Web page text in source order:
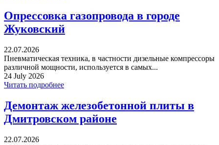
Опрессовка газопровода в городе
Жуковский
22.07.2026
Пневматическая техника, в частности дизельные компрессоры
различной мощности, используется в самых...
24 July 2026
Читать подробнее
Демонтаж железобетонной плиты в
Дмитровском районе
22.07.2026